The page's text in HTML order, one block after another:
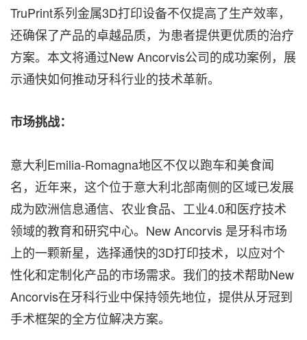
TruPrint系列金属3D打印设备不仅提高了生产效率，
还确保了产品的卓越品质，为患者提供更优质的治疗
方案。本文将通过New Ancorvis公司的成功案例，展
示通快如何推动牙科行业的技术革新。
市场挑战：
意大利Emilia-Romagna地区不仅以跑车和美食闻
名，近年来，这个位于意大利北部南侧的区域已发展
成为欧洲信息通信、农业食品、工业4.0和医疗技术
领域的教育和研究中心。New Ancorvis 是牙科市场
上的一颗新星，选择通快的3D打印技术，以应对个
性化和定制化产品的市场需求。我们的技术帮助New
Ancorvis在牙科行业中保持领先地位，提供从牙冠到
手术框架的全方位解决方案。